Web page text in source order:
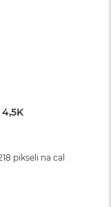
pikseli na cal